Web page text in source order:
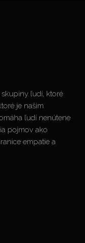
ľudí, ktoré
je našim
ľudí nenútene
pojmov ako
empatie a